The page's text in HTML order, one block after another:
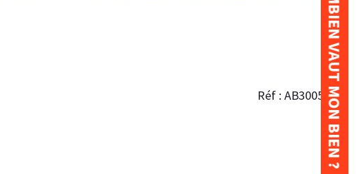
COMBIEN VAUT MON BIEN ?
Réf : AB3005